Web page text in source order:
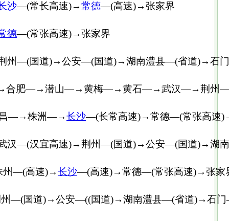
沙—(常长高速)→常德—(高速)→张家界
德—(常张高速)→张家界
州—(国道)→公安—(国道)→湖南澧县—(省道)→石
合肥—→潜山—→黄梅—→黄石—→武汉—→荆
—→株洲—→长沙—(长常高速)→常德—(常张高速
汉—(汉宜高速)→荆州—(国道)→公安—(国道)→湖
州—(高速)→长沙—(高速)→常德—(常张高速)→张家
—(国道)→公安—((国道)→湖南澧县—(省道)→石